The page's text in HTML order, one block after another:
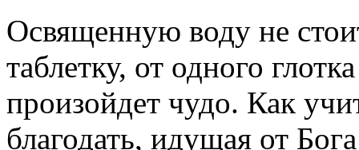
Освященную воду не
таблетку, от одного
произойдет чудо. Как
благодать, идущая от